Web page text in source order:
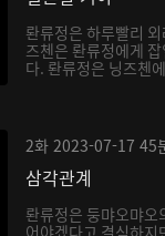
롼류정은 하루빨리
즈첸은 롼류정에게
다. 롼류정은 닝즈첸
2화 2023-07-17 45
삼각관계
롼류정은 둥먀오먀오
어야겠다고 결심하